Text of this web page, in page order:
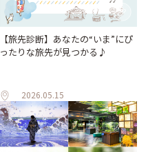
【旅先診断】あなたの“いま”にぴ
ったりな旅先が見つかる♪
2026.05.15